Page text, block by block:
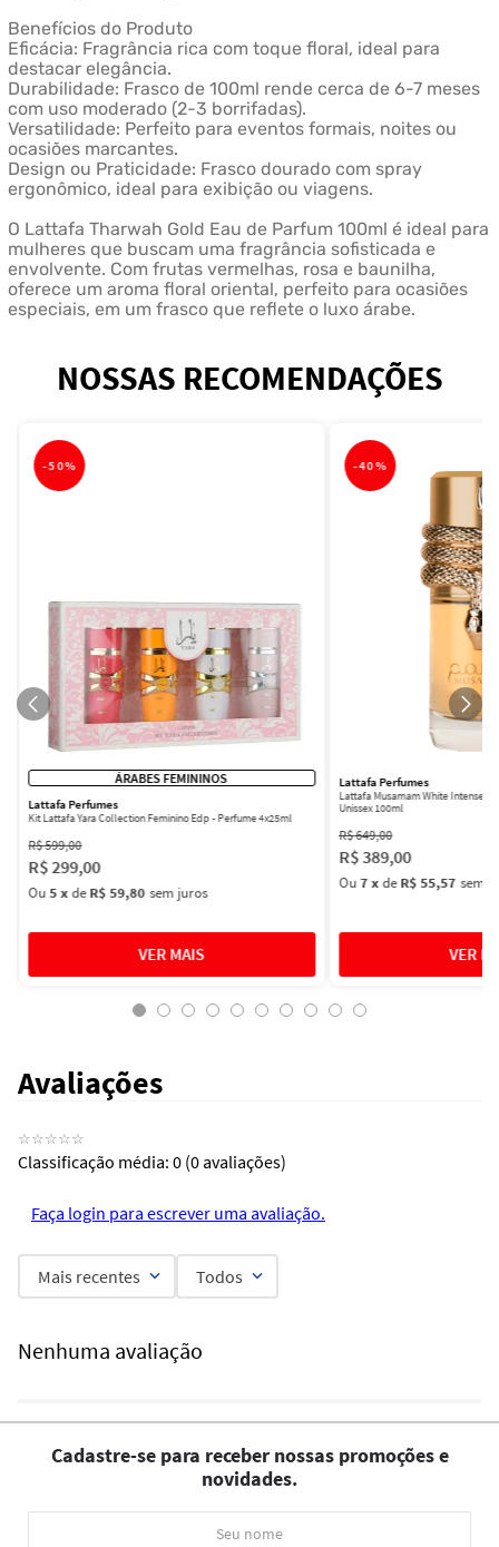
Benefícios do Produto
Eficácia: Fragrância rica com toque floral, ideal para
destacar elegância.
Durabilidade: Frasco de 100ml rende cerca de 6-7 meses
com uso moderado (2-3 borrifadas).
Versatilidade: Perfeito para eventos formais, noites ou
ocasiões marcantes.
Design ou Praticidade: Frasco dourado com spray
ergonômico, ideal para exibição ou viagens.
O Lattafa Tharwah Gold Eau de Parfum 100ml é ideal para
mulheres que buscam uma fragrância sofisticada e
envolvente. Com frutas vermelhas, rosa e baunilha,
oferece um aroma floral oriental, perfeito para ocasiões
especiais, em um frasco que reflete o luxo árabe.
NOSSAS RECOMENDAÇÕES
-50%
ÁRABES FEMININOS
Lattafa Perfumes
Kit Lattafa Yara Collection Feminino Edp - Perfume 4x25ml
R$599,00
R$ 299,00
Ou5 xdeR$ 59,80 sem juros
-40%
Lattafa Perfumes
Lattafa Musamam White Intense
Unissex 100ml
R$649,00
R$389,00
Ou7xdeR$ 55,57 sem
Avaliações
☆☆☆☆☆
Classificação média: 0 (0 avaliações)
Faça login para escrever uma avaliação.
Mais recentes Todos
Nenhuma avaliação
Cadastre-se para receber nossas promoções e
novidades.